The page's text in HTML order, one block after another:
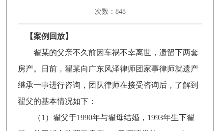
次数：848
【案例回放】
翟某的父亲不久前因车祸不幸离世，遗留下两套
房产。日前，翟某向广东风泽律师团家事律师就遗产
继承一事进行咨询，团队律师在接受咨询后，了解到
翟父的基本情况如下：
（1）翟父于1990年与翟母结婚，1993年生下翟